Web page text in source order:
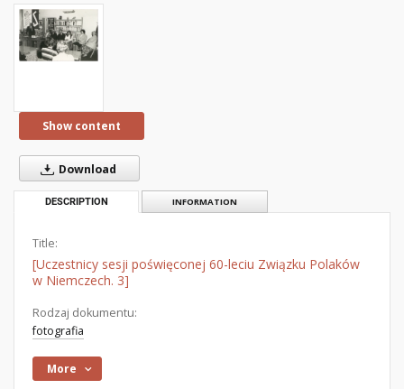
Show content
Download
DESCRIPTION INFORMATION
Title:
[Uczestnicy sesji poświęconej 60-leciu Związku Polaków
w Niemczech. 3]
Rodzaj dokumentu:
fotografia
More